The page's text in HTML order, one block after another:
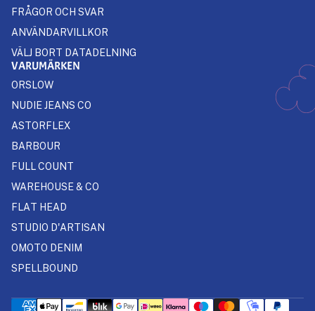
FRÅGOR OCH SVAR
ANVÄNDARVILLKOR
VÄLJ BORT DATADELNING
VARUMÄRKEN
ORSLOW
NUDIE JEANS CO
ASTORFLEX
BARBOUR
FULL COUNT
WAREHOUSE & CO
FLAT HEAD
STUDIO D'ARTISAN
OMOTO DENIM
SPELLBOUND